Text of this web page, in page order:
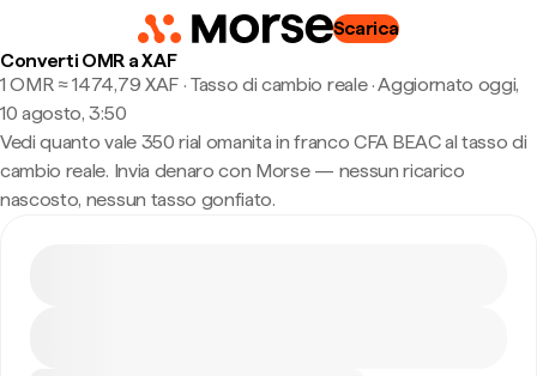
Scarica
Converti OMR a XAF
1 OMR ≈ 1474,79 XAF · Tasso di cambio reale·Aggiornato oggi,
10 agosto, 3:50
Vedi quanto vale 350 rial omanita in franco CFA BEAC al tasso di
cambio reale. Invia denaro con Morse — nessun ricarico
nascosto, nessun tasso gonfiato.